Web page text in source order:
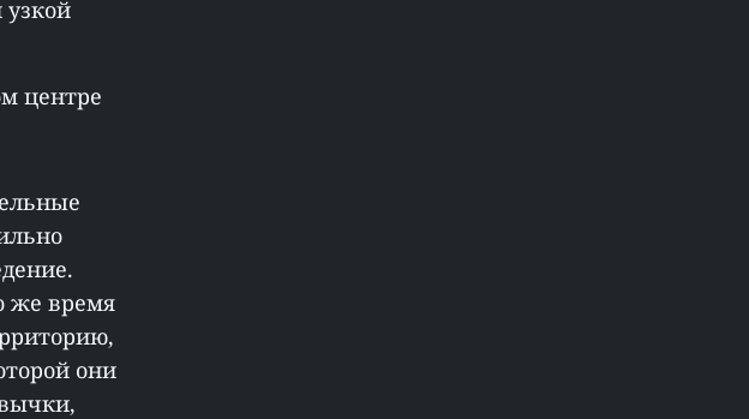
узкой
центре
же время
они